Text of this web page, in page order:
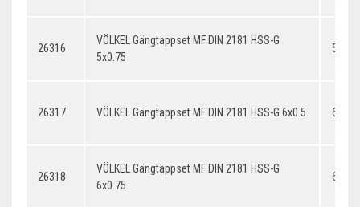
26316
VÖLKEL Gängtappset MF DIN 2181 HSS-G
5x0.75
26317 VÖLKEL Gängtappset MF DIN 2181 HSS-G 6x0.5 6x0.5
26318
VÖLKEL Gängtappset MF DIN 2181 HSS-G
6x0.75